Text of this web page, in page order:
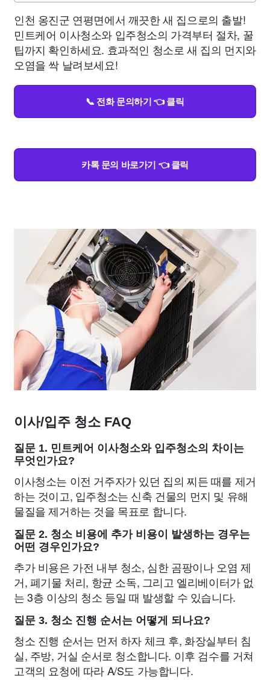
인천 옹진군 연평면에서 깨끗한 새 집으로의 출발!
민트케어 이사청소와 입주청소의 가격부터 절차, 꿀
팁까지 확인하세요. 효과적인 청소로 새 집의 먼지와
오염을 싹 날려보세요!
📞 전화 문의하기 👈 클릭
카톡 문의 바로가기 👈 클릭
이사/입주 청소 FAQ
질문 1. 민트케어 이사청소와 입주청소의 차이는
무엇인가요?
이사청소는 이전 거주자가 있던 집의 찌든 때를 제거
하는 것이고, 입주청소는 신축 건물의 먼지 및 유해
물질을 제거하는 것을 목표로 합니다.
질문 2. 청소 비용에 추가 비용이 발생하는 경우는
어떤 경우인가요?
추가 비용은 가전 내부 청소, 심한 곰팡이나 오염 제
거, 폐기물 처리, 항균 소독, 그리고 엘리베이터가 없
는 3층 이상의 청소 등일 때 발생할 수 있습니다.
질문 3. 청소 진행 순서는 어떻게 되나요?
청소 진행 순서는 먼저 하자 체크 후, 화장실부터 침
실, 주방, 거실 순서로 청소합니다. 이후 검수를 거쳐
고객의 요청에 따라 A/S도 가능합니다.